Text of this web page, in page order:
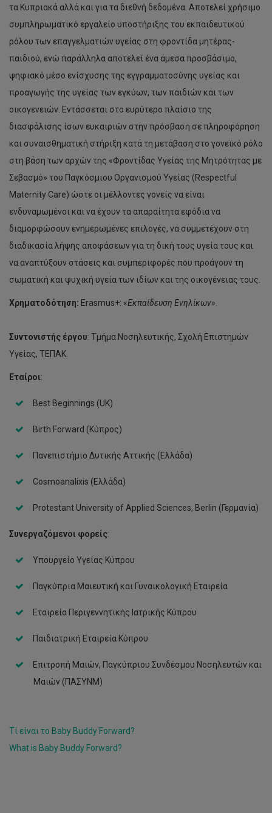
τα Κυπριακά αλλά και για τα διεθνή δεδομένα. Αποτελεί χρήσιμο
συμπληρωματικό εργαλείο υποστήριξης του εκπαιδευτικού
ρόλου των επαγγελματιών υγείας στη φροντίδα μητέρας-
παιδιού, ενώ παράλληλα αποτελεί ένα άμεσα προσβάσιμο,
ψηφιακό μέσο ενίσχυσης της εγγραμματοσύνης υγείας και
προαγωγής της υγείας των εγκύων, των παιδιών και των
οικογενειών. Εντάσσεται στο ευρύτερο πλαίσιο της
διασφάλισης ίσων ευκαιριών στην πρόσβαση σε πληροφόρηση
και συναισθηματική στήριξη κατά τη μετάβαση στο γονεϊκό ρόλο
στη βάση των αρχών της «Φροντίδας Υγείας της Μητρότητας με
Σεβασμό» του Παγκόσμιου Οργανισμού Υγείας (Respectful
Maternity Care) ώστε οι μέλλοντες γονείς να είναι
ενδυναμωμένοι και να έχουν τα απαραίτητα εφόδια να
διαμορφώσουν ενημερωμένες επιλογές, να συμμετέχουν στη
διαδικασία λήψης αποφάσεων για τη δική τους υγεία τους και
να αναπτύξουν στάσεις και συμπεριφορές που προάγουν τη
σωματική και ψυχική υγεία των ιδίων και της οικογένειας τους.
Χρηματοδότηση: Erasmus+: «Εκπαίδευση Ενηλίκων».
Συντονιστής έργου: Τμήμα Νοσηλευτικής, Σχολή Επιστημών
Υγείας, ΤΕΠΑΚ.
Εταίροι:
Best Beginnings (UK)
Birth Forward (Κύπρος)
Πανεπιστήμιο Δυτικής Αττικής (Ελλάδα)
Cosmoanalixis (Ελλάδα)
Protestant University of Applied Sciences, Berlin (Γερμανία)
Συνεργαζόμενοι φορείς:
Υπουργείο Υγείας Κύπρου
Παγκύπρια Μαιευτική και Γυναικολογική Εταιρεία
Εταιρεία Περιγεννητικής Ιατρικής Κύπρου
Παιδιατρική Εταιρεία Κύπρου
Επιτροπή Μαιών, Παγκύπριου Συνδέσμου Νοσηλευτών και
Μαιών (ΠΑΣΥΝΜ)
Τί είναι το Baby Buddy Forward?
What is Baby Buddy Forward?